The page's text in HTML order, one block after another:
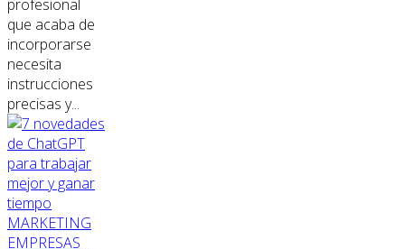
profesional
que acaba de
incorporarse
necesita
instrucciones
precisas y...
MARKETING
EMPRESAS